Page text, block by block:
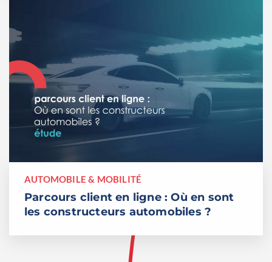
AUTOMOBILE & MOBILITÉ
Parcours client en ligne : Où en sont
les constructeurs automobiles ?